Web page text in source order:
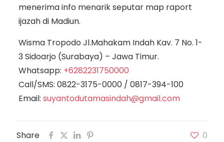
menerima info menarik seputar map raport
ijazah di Madiun.
Wisma Tropodo Jl.Mahakam Indah Kav. 7 No. 1-
3 Sidoarjo (Surabaya) – Jawa Timur.
Whatsapp: +6282231750000
Call/SMS: 0822-3175-0000/ 0817-394-100
Email: suyantodutamasindah@gmail.com
Share 0